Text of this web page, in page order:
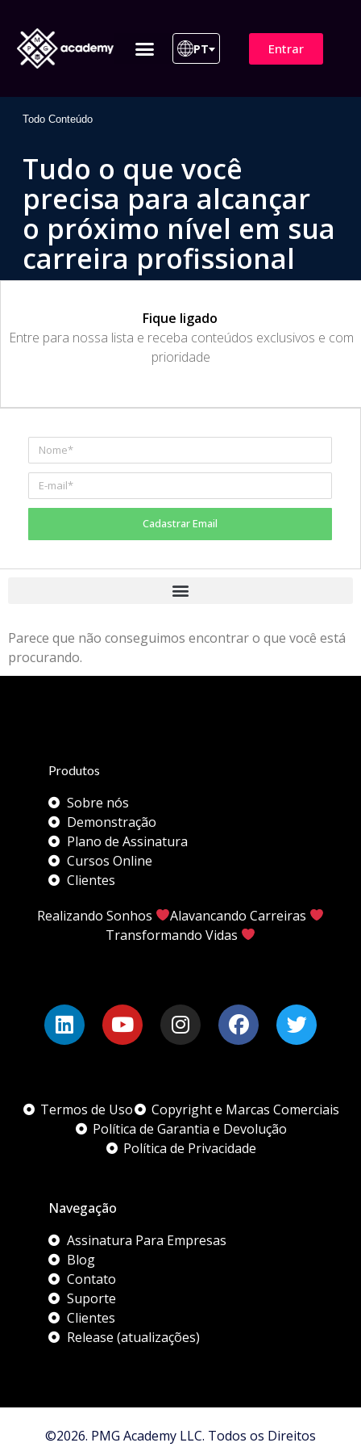
PT Entrar
Todo Conteúdo
Tudo o que você
precisa para alcançar
o próximo nível em sua
carreira profissional
Fique ligado
​Entre para nossa lista e receba conteúdos exclusivos e com
prioridade
Cadastrar Email
Parece que não conseguimos encontrar o que você está
procurando.
Produtos
Sobre nós
Demonstração
Plano de Assinatura
Cursos Online
Clientes
Realizando Sonhos
Alavancando Carreiras
Transformando Vidas
Termos de Uso
Copyright e Marcas Comerciais
Política de Garantia e Devolução
Política de Privacidade
Navegação
Assinatura Para Empresas
Blog
Contato
Suporte
Clientes
Release (atualizações)
©2026. PMG Academy LLC. Todos os Direitos